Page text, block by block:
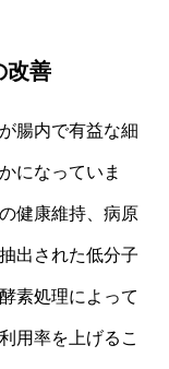
改善
腸内で有益な細
になっていま
健康維持、病原
出された低分子
素処理によって
用率を上げるこ